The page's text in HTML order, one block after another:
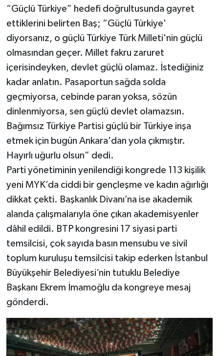
“Güçlü Türkiye” hedefi doğrultusunda gayret
ettiklerini belirten Baş; “Güçlü Türkiye'
diyorsanız, o güçlü Türkiye Türk Milleti'nin güçlü
olmasından geçer. Millet fakru zaruret
içerisindeyken, devlet güçlü olamaz. İstediğiniz
kadar anlatın. Pasaportun sağda solda
geçmiyorsa, cebinde paran yoksa, sözün
dinlenmiyorsa, sen güçlü devlet olamazsın.
Bağımsız Türkiye Partisi güçlü bir Türkiye inşa
etmek için bugün Ankara'dan yola çıkmıştır.
Hayırlı uğurlu olsun” dedi.
Parti yönetiminin yenilendiği kongrede 113 kişilik
yeni MYK’da ciddi bir gençleşme ve kadın ağırlığı
dikkat çekti. Başkanlık Divanı’na ise akademik
alanda çalışmalarıyla öne çıkan akademisyenler
dâhil edildi. BTP kongresini 17 siyasi parti
temsilcisi, çok sayıda basın mensubu ve sivil
toplum kuruluşu temsilcisi takip ederken İstanbul
Büyükşehir Belediyesi’nin tutuklu Belediye
Başkanı Ekrem İmamoğlu da kongreye mesaj
gönderdi.